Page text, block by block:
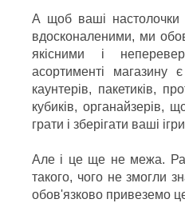
А щоб ваші настолочки
вдосконаленими, ми
якісними і
асортименті магазину
каунтерів, пакетиків,
кубиків, органайзерів,
грати і зберігати ваші
Але і це ще не межа.
такого, чого не змогли
обов'язково привеземо